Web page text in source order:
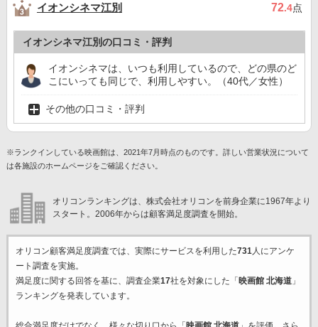
イオンシネマ江別 72.4点
イオンシネマ江別の口コミ・評判
イオンシネマは、いつも利用しているので、どの県のど
こにいっても同じで、利用しやすい。（40代／女性）
その他の口コミ・評判
※ランクインしている映画館は、2021年7月時点のものです。詳しい営業状況について
は各施設のホームページをご確認ください。
オリコンランキングは、株式会社オリコンを前身企業に1967年より
スタート。2006年からは顧客満足度調査を開始。
オリコン顧客満足度調査では、実際にサービスを利用した731人にアンケ
ート調査を実施。
満足度に関する回答を基に、調査企業17社を対象にした「 映画館 北海道」
ランキングを発表しています。